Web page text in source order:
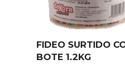
FIDEO SURTIDO
BOTE 1.2KG